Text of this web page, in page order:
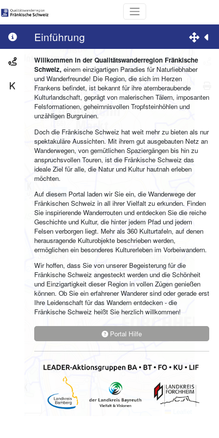
Einführung
Willkommen in der Qualitätswanderregion Fränkische
Schweiz, einem einzigartigen Paradies für Naturliebhaber
und Wanderfreunde! Die Region, die sich im Herzen
Frankens befindet, ist bekannt für ihre atemberaubende
Kulturlandschaft, geprägt von malerischen Tälern, imposanten
Felsformationen, geheimnisvollen Tropfsteinhöhlen und
unzähligen Burgruinen.
Doch die Fränkische Schweiz hat weit mehr zu bieten als nur
spektakuläre Aussichten. Mit ihrem gut ausgebauten Netz an
Wanderwegen, von gemütlichen Spaziergängen bis hin zu
anspruchsvollen Touren, ist die Fränkische Schweiz das
ideale Ziel für alle, die Natur und Kultur hautnah erleben
möchten.
Auf diesem Portal laden wir Sie ein, die Wanderwege der
Fränkischen Schweiz in all ihrer Vielfalt zu erkunden. Finden
Sie inspirierende Wanderrouten und entdecken Sie die reiche
Geschichte und Kultur, die hinter jedem Pfad und jedem
Felsen verborgen liegt. Mehr als 360 Kulturtafeln, auf denen
herausragende Kulturobjekte beschrieben werden,
ermöglichen ein besonderes Kulturerleben im Vorbeiwandern.
Wir hoffen, dass Sie von unserer Begeisterung für die
Fränkische Schweiz angesteckt werden und die Schönheit
und Einzigartigkeit dieser Region in vollen Zügen genießen
können. Ob Sie ein erfahrener Wanderer sind oder gerade erst
Ihre Leidenschaft für das Wandern entdecken - die
Fränkische Schweiz heißt Sie herzlich willkommen!
Portal Hilfe
+
−